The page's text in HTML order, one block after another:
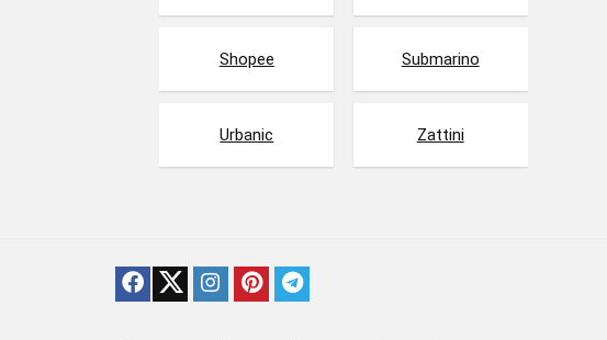
Shopee Submarino
Urbanic Zattini